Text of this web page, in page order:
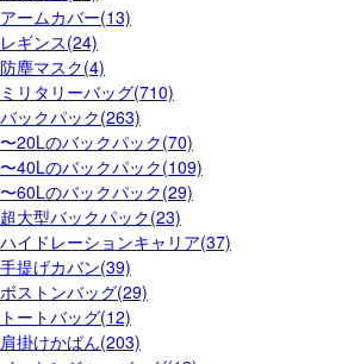
アームカバー(13)
レギンス(24)
防塵マスク(4)
ミリタリーバッグ(710)
バックパック(263)
〜20Lのバックパック(70)
〜40Lのバックパック(109)
〜60Lのバックパック(29)
超大型バックパック(23)
ハイドレーションキャリア(37)
手提げカバン(39)
ボストンバッグ(29)
トートバッグ(12)
肩掛けかばん(203)